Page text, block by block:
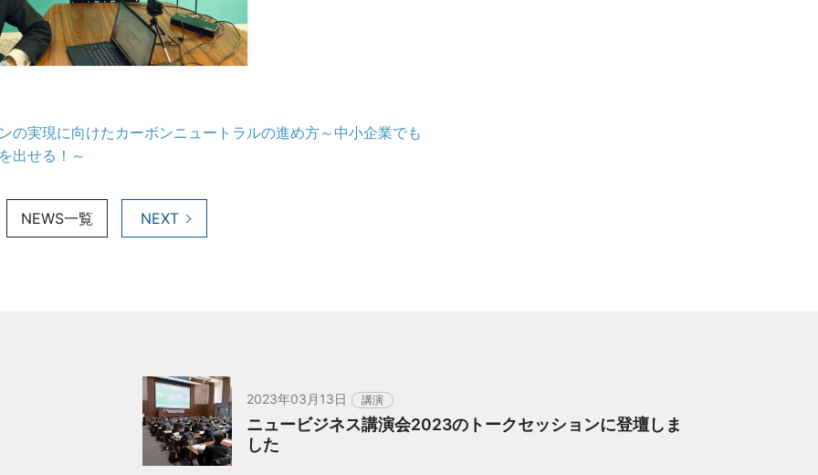
の実現に向けたカーボンニュートラルの進め方～中小企業でも
出せる！～
NEWS一覧 NEXT
2023年03月13日 講演
ニュービジネス講演会2023のトークセッションに登壇しま
した